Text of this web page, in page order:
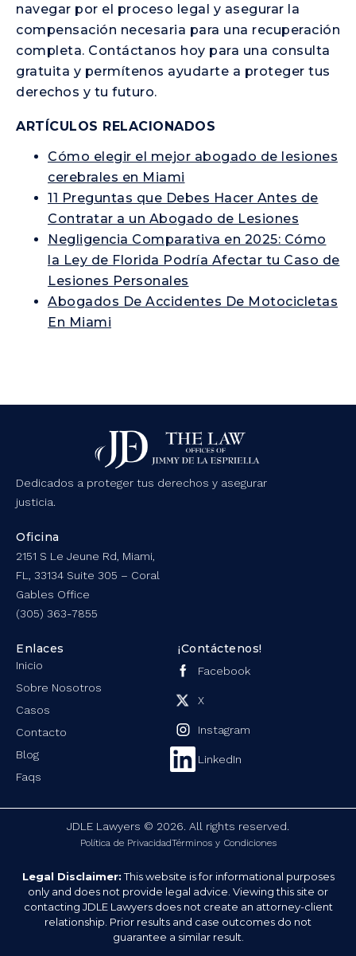
navegar por el proceso legal y asegurar la
compensación necesaria para una recuperación
completa. Contáctanos hoy para una consulta
gratuita y permítenos ayudarte a proteger tus
derechos y tu futuro.
ARTÍCULOS RELACIONADOS
Cómo elegir el mejor abogado de lesiones
cerebrales en Miami
11 Preguntas que Debes Hacer Antes de
Contratar a un Abogado de Lesiones
Negligencia Comparativa en 2025: Cómo
la Ley de Florida Podría Afectar tu Caso de
Lesiones Personales
Abogados De Accidentes De Motocicletas
En Miami
Dedicados a proteger tus derechos y asegurar
justicia.
Oficina
2151 S Le Jeune Rd, Miami,
FL, 33134 Suite 305 – Coral
Gables Office
(305) 363-7855
Enlaces
Inicio
Sobre Nosotros
Casos
Contacto
Blog
Faqs
¡Contáctenos!
Facebook
X
Instagram
LinkedIn
JDLE Lawyers © 2026. All rights reserved.
Política de PrivacidadTérminos y Condiciones
Legal Disclaimer:This website is for informational purposes
only and does not provide legal advice. Viewing this site or
contacting JDLE Lawyers does not create an attorney-client
relationship. Prior results and case outcomes do not
guarantee a similar result.